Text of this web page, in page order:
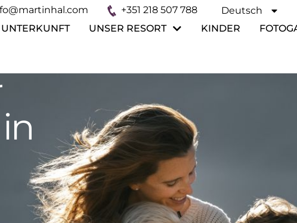
+351 218 507 788 Deutsch
Español
UNTERKUNFT UNSER RESORT KINDER